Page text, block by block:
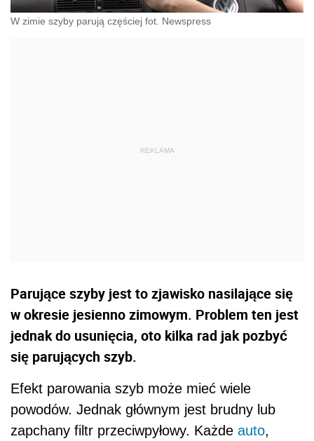
W zimie szyby parują częściej fot. Newspress
Parujące szyby jest to zjawisko nasilające się
w okresie jesienno zimowym. Problem ten jest
jednak do usunięcia, oto kilka rad jak pozbyć
się parujących szyb.
Efekt parowania szyb może mieć wiele
powodów. Jednak głównym jest brudny lub
zapchany filtr przeciwpyłowy. Każde auto,